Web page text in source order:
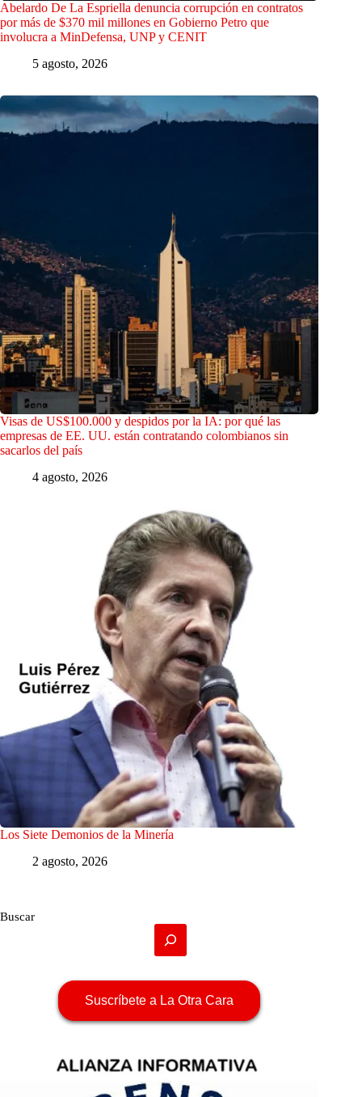
Abelardo De La Espriella denuncia corrupción en contratos
por más de $370 mil millones en Gobierno Petro que
involucra a MinDefensa, UNP y CENIT
5 agosto, 2026
Visas de US$100.000 y despidos por la IA: por qué las
empresas de EE. UU. están contratando colombianos sin
sacarlos del país
4 agosto, 2026
Los Siete Demonios de la Minería
2 agosto, 2026
Buscar
Suscríbete a La Otra Cara